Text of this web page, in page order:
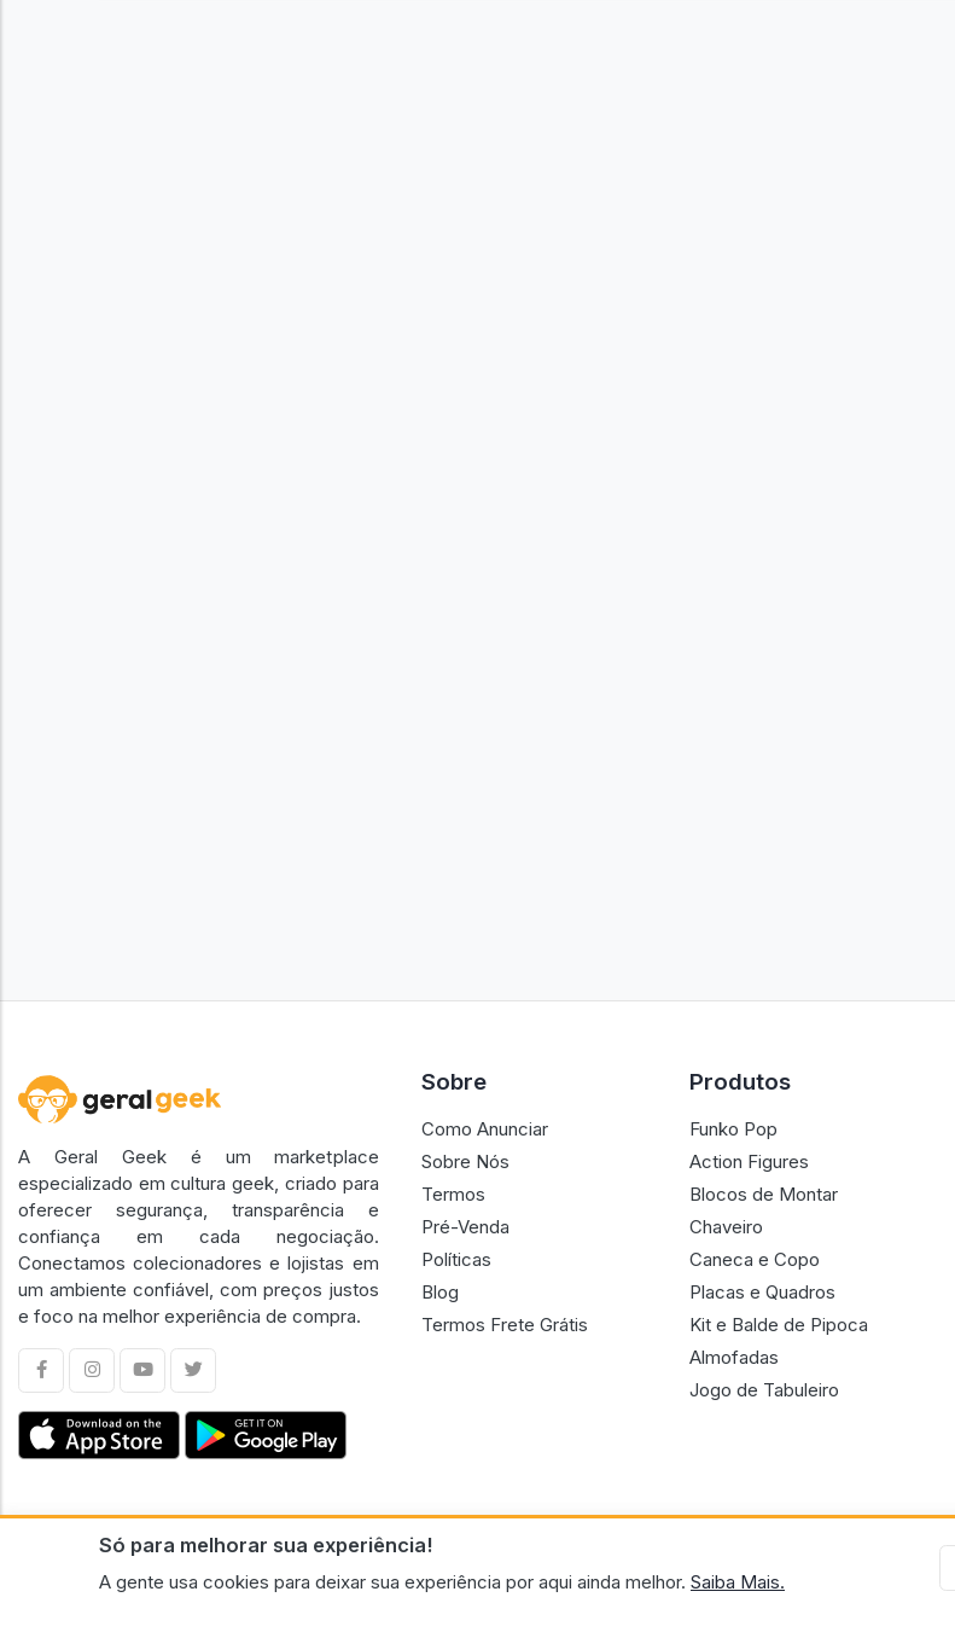
Só para melhorar sua experiência!
A gente usa cookies para deixar sua experiência por aqui ainda melhor. Saiba Mais.
A Geral Geek é um marketplace
especializado em cultura geek, criado para
oferecer segurança, transparência e
confiança em cada negociação.
Conectamos colecionadores e lojistas em
um ambiente confiável, com preços justos
e foco na melhor experiência de compra.
Sobre
Como Anunciar
Sobre Nós
Termos
Pré-Venda
Políticas
Blog
Termos Frete Grátis
Produtos
Funko Pop
Action Figures
Blocos de Montar
Chaveiro
Caneca e Copo
Placas e Quadros
Kit e Balde de Pipoca
Almofadas
Jogo de Tabuleiro
CNPJ n.º 30.220.458/0001-17 - GERAL GEEK PORTAL ELETRONICO LTDA.